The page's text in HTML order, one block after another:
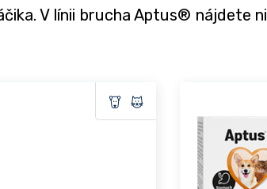
V línii brucha Aptus® nájdete